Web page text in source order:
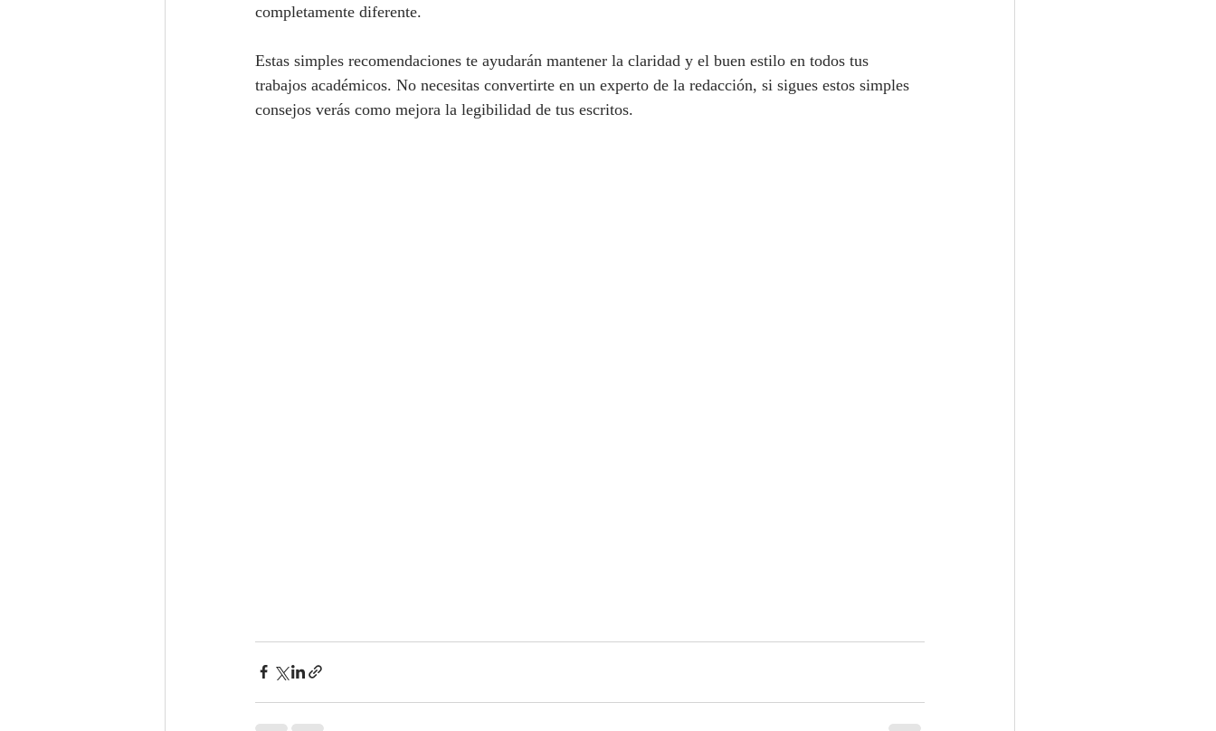
completamente diferente.
Estas simples recomendaciones te ayudarán mantener la claridad y el buen estilo en todos tus
trabajos académicos. No necesitas convertirte en un experto de la redacción, si sigues estos simples
consejos verás como mejora la legibilidad de tus escritos.